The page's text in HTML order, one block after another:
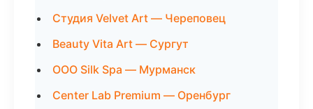
Студия Velvet Art — Череповец
Beauty Vita Art — Сургут
ООО Silk Spa — Мурманск
Center Lab Premium — Оренбург